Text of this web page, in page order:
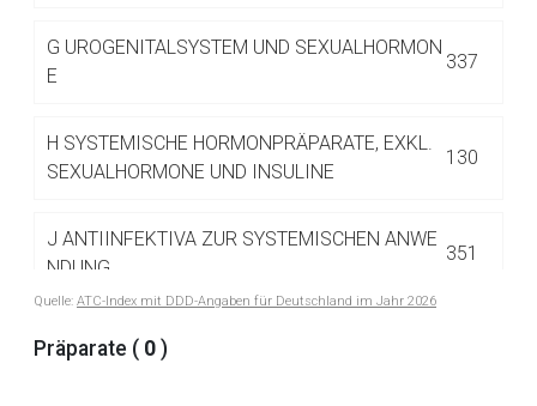
G UROGENITALSYSTEM UND SEXUALHORMON
E
337
H SYSTEMISCHE HORMONPRÄPARATE, EXKL.
SEXUALHORMONE UND INSULINE
130
J ANTIINFEKTIVA ZUR SYSTEMISCHEN ANWE
NDUNG
351
ANTINEOPLASTISCHE UND IMMUNMODULIE
RENDE MITTEL
Quelle: ATC-Index mit DDD-Angaben für Deutschland im Jahr 2026
Präparate ( 0 )